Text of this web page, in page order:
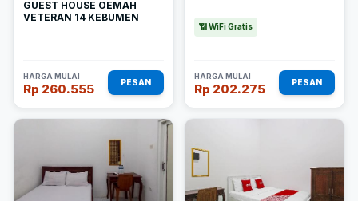
GUEST HOUSE OEMAH
VETERAN 14 KEBUMEN
HARGA MULAI
Rp 260.555 PESAN
📶 WiFi Gratis
HARGA MULAI
Rp 202.275 PESAN